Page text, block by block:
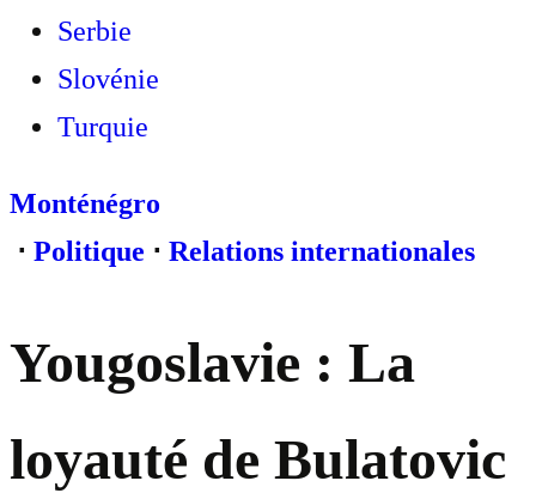
Serbie
Slovénie
Turquie
Monténégro
⋅ Politique ⋅ Relations internationales
Yougoslavie : La
loyauté de Bulatovic